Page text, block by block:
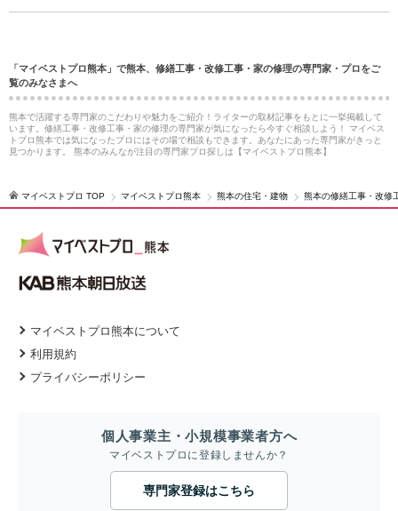
「マイベストプロ熊本」で熊本、修繕工事・改修工事・家の修理の専門家・プロをご
覧のみなさまへ
熊本で活躍する専門家のこだわりや魅力をご紹介！ライターの取材記事をもとに一挙掲載して
います。修繕工事・改修工事・家の修理の専門家が気になったら今すぐ相談しよう！ マイベス
トプロ熊本では気になったプロにはその場で相談もできます。あなたにあった専門家がきっと
見つかります。 熊本のみんなが注目の専門家プロ探しは【マイベストプロ熊本】
マイベストプロ TOP マイベストプロ熊本 熊本の住宅・建物 熊本の修繕工事・改修
マイベストプロ熊本について
利用規約
プライバシーポリシー
個人事業主・小規模事業者方へ
マイベストプロに登録しませんか？
専門家登録はこちら